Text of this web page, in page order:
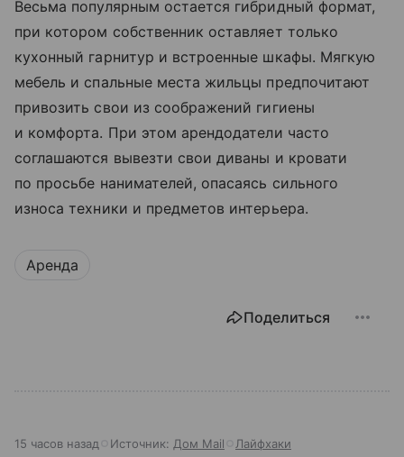
Весьма популярным остается гибридный формат,
при котором собственник оставляет только
кухонный гарнитур и встроенные шкафы. Мягкую
мебель и спальные места жильцы предпочитают
привозить свои из соображений гигиены
и комфорта. При этом арендодатели часто
соглашаются вывезти свои диваны и кровати
по просьбе нанимателей, опасаясь сильного
износа техники и предметов интерьера.
Аренда
Поделиться
15 часов назад Источник: Дом Mail Лайфхаки